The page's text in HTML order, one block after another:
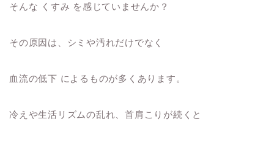
そんな くすみ を感じていませんか？
その原因は、シミや汚れだけでなく
血流の低下 によるものが多くあります。
冷えや生活リズムの乱れ、首肩こりが続くと